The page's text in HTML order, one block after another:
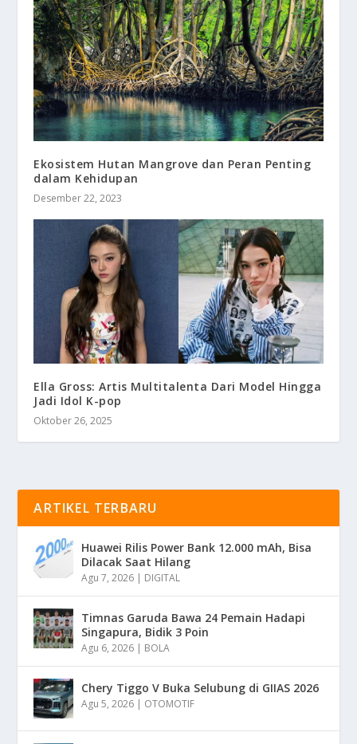
Ekosistem Hutan Mangrove dan Peran Penting
dalam Kehidupan
Desember 22, 2023
Ella Gross: Artis Multitalenta Dari Model Hingga
Jadi Idol K-pop
Oktober 26, 2025
ARTIKEL TERBARU
Huawei Rilis Power Bank 12.000 mAh, Bisa
Dilacak Saat Hilang
Agu 7, 2026 | DIGITAL
Timnas Garuda Bawa 24 Pemain Hadapi
Singapura, Bidik 3 Poin
Agu 6, 2026 | BOLA
Chery Tiggo V Buka Selubung di GIIAS 2026
Agu 5, 2026 | OTOMOTIF